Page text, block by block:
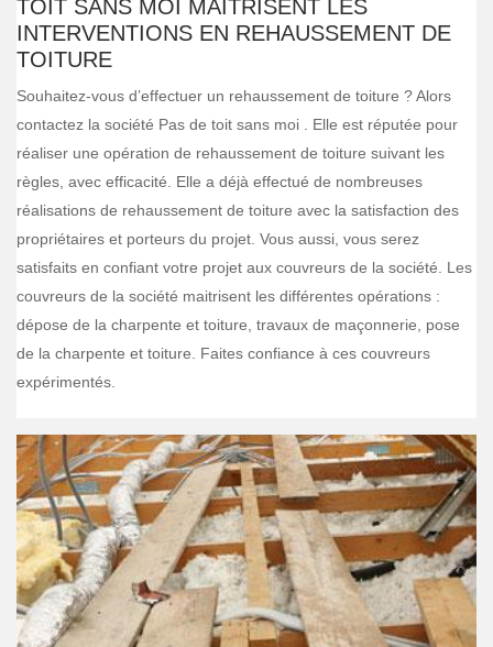
TOIT SANS MOI MAITRISENT LES
INTERVENTIONS EN REHAUSSEMENT DE
TOITURE
Souhaitez-vous d’effectuer un rehaussement de toiture ? Alors
contactez la société Pas de toit sans moi . Elle est réputée pour
réaliser une opération de rehaussement de toiture suivant les
règles, avec efficacité. Elle a déjà effectué de nombreuses
réalisations de rehaussement de toiture avec la satisfaction des
propriétaires et porteurs du projet. Vous aussi, vous serez
satisfaits en confiant votre projet aux couvreurs de la société. Les
couvreurs de la société maitrisent les différentes opérations :
dépose de la charpente et toiture, travaux de maçonnerie, pose
de la charpente et toiture. Faites confiance à ces couvreurs
expérimentés.